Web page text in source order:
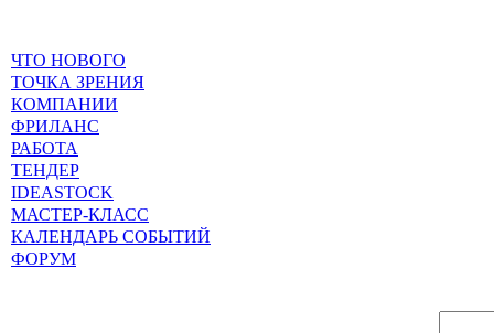
ЧТО НОВОГО
ТОЧКА ЗРЕНИЯ
КОМПАНИИ
ФРИЛАНС
РАБОТА
ТЕНДЕР
IDEASTOCK
МАСТЕР-КЛАСС
КАЛЕНДАРЬ СОБЫТИЙ
ФОРУМ